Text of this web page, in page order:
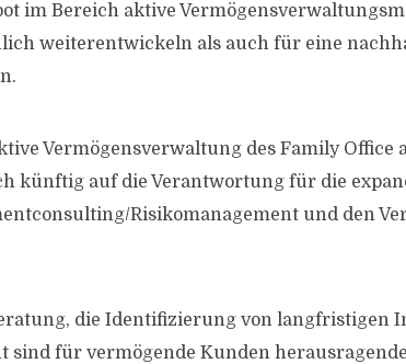
im Bereich aktive
weiterentwickeln als auch für eine
Vermögensverwaltung des Family Office
künftig auf die Verantwortung für die
Risikomanagement und den
die Identifizierung von langfristigen
sind für vermögende Kunden